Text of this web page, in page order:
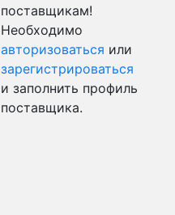
поставщикам!
Необходимо
авторизоваться или
зарегистрироваться
и заполнить профиль
поставщика.